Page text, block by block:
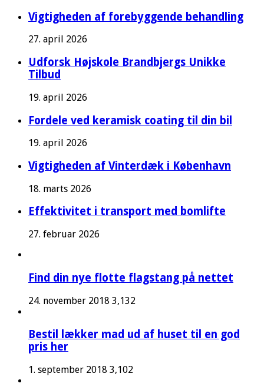
Vigtigheden af forebyggende behandling
27. april 2026
Udforsk Højskole Brandbjergs Unikke
Tilbud
19. april 2026
Fordele ved keramisk coating til din bil
19. april 2026
Vigtigheden af Vinterdæk i København
18. marts 2026
Effektivitet i transport med bomlifte
27. februar 2026
Find din nye flotte flagstang på nettet
24. november 2018 3,132
Bestil lækker mad ud af huset til en god
pris her
1. september 2018 3,102